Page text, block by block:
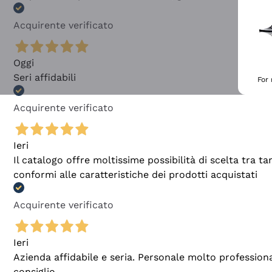
Acquirente verificato
Oggi
Seri affidabili
Acquirente verificato
Ieri
Il catalogo offre moltissime possibilità di scelta tra
conformi alle caratteristiche dei prodotti acquistati
Acquirente verificato
Ieri
Azienda affidabile e seria. Personale molto
For